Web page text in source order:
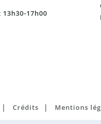
17h00
| Crédits | Mentions